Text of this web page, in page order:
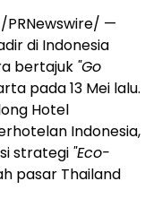
/PRNewswire/ —
di Indonesia
bertajuk "Go
pada 13 Mei lalu.
Hotel
Indonesia,
strategi "Eco-
pasar Thailand